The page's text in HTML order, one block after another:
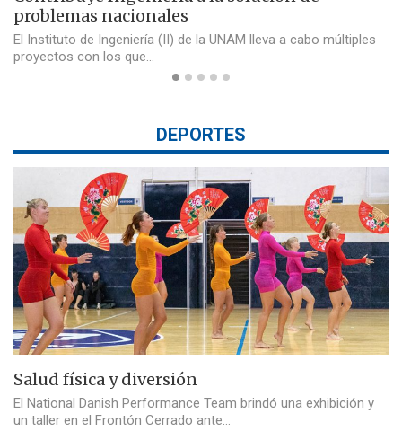
problemas nacionales
El Instituto de Ingeniería (II) de la UNAM lleva a cabo múltiples
proyectos con los que…
DEPORTES
Salud física y diversión
El National Danish Performance Team brindó una exhibición y
un taller en el Frontón Cerrado ante…